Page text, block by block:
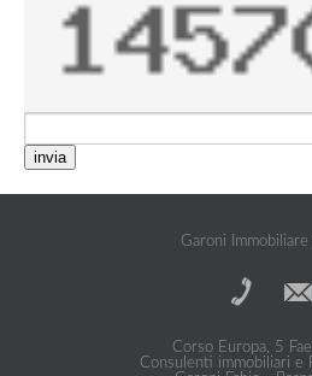
invia
Garoni Immobiliare
Corso Europa, 5
Consulenti immobiliari e